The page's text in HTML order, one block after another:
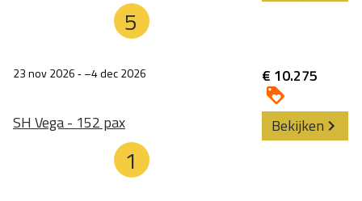
5
23 nov 2026‐ 4 dec 2026
SH Vega - 152 pax
€ 10.275
1
Bekijken